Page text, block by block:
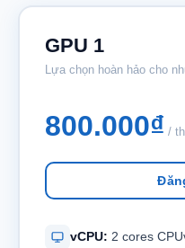
GPU 1
Lựa chọn hoàn hảo cho
800.000₫ /
vCPU: 2 cores